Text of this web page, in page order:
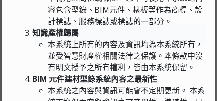
產品簡介
COBie
工程圖說 1
容包含型錄、BIM元件、樣板等作為商標、設
計標誌、服務標誌或標誌的一部分。
知識產權歸屬
本系統上所有的內容及資訊均為本系統所有，
並受智慧財產權相關法律之保護。本條款中沒
有明文授予之所有權利，皆由本系統保留。
BIM 元件建材型錄系統內容之最新性
本系統之內容與資訊可能會不定期更新。 本系